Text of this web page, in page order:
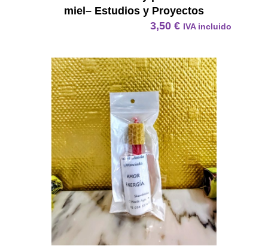
miel– Estudios y Proyectos
3,50 € IVA incluido